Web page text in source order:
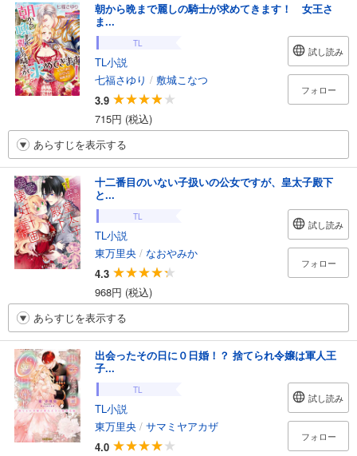
朝から晩まで麗しの騎士が求めてきます！ 女王さ
ま...
TL
TL小説
七福さゆり / 敷城こなつ
3.9
715円 (税込)
試し読み
フォロー
あらすじを表示する
十二番目のいない子扱いの公女ですが、皇太子殿下
と...
TL
TL小説
東万里央 / なおやみか
4.3
968円 (税込)
試し読み
フォロー
あらすじを表示する
出会ったその日に０日婚！？ 捨てられ令嬢は軍人王
子...
TL
TL小説
東万里央 / サマミヤアカザ
4.0
試し読み
フォロー